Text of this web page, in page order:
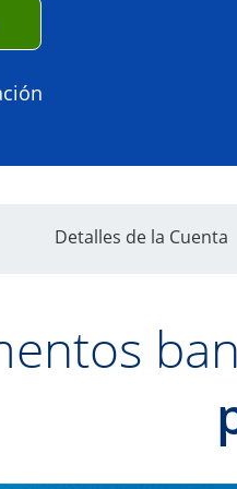
superposición
Detalles de la Cuenta